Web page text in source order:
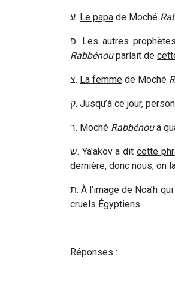
ע. Le papa de Moché
פ. Les autres
Rabbénouparlait de
צ. La femme de Moché
ק. Jusqu’à ce jour,
ר. Moché Rabbénoua
ש. Ya'akov a dit cette
dernière, donc nous, on
ת. À l’image de Noa’h
cruels Égyptiens.
Réponses :